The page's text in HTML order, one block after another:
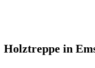
Holztreppe in